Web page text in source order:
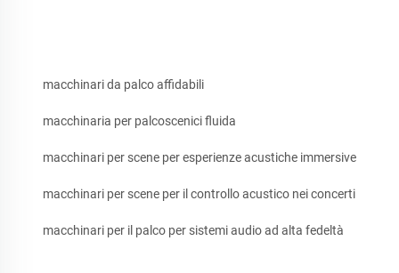
macchinari da palco affidabili
macchinaria per palcoscenici fluida
macchinari per scene per esperienze acustiche immersive
macchinari per scene per il controllo acustico nei concerti
macchinari per il palco per sistemi audio ad alta fedeltà